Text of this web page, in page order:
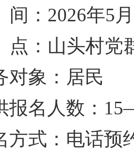
：2026年5
：山头村党
对象：居民
报名人数：
方式：电话预